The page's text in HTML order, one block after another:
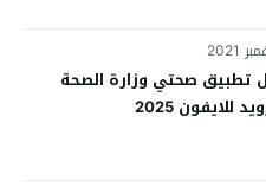
تطبيق صحتي وزارة الصحة
للايفون 2025